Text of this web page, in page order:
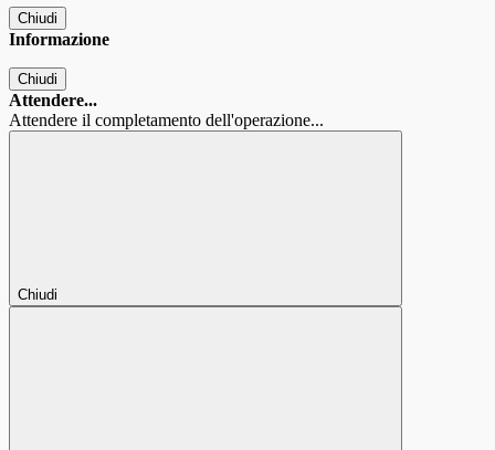
Chiudi
Informazione
Chiudi
Attendere...
Attendere il completamento dell'operazione...
Chiudi